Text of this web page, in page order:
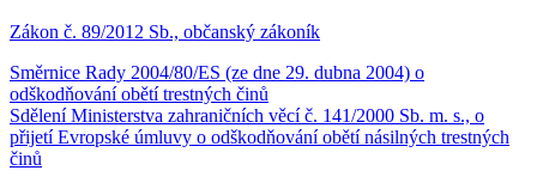
Zákon č. 89/2012 Sb., občanský zákoník
Směrnice Rady 2004/80/ES (ze dne 29. dubna 2004) o
odškodňování obětí trestných činů
Sdělení Ministerstva zahraničních věcí č. 141/2000 Sb. m. s., o
přijetí Evropské úmluvy o odškodňování obětí násilných trestných
činů